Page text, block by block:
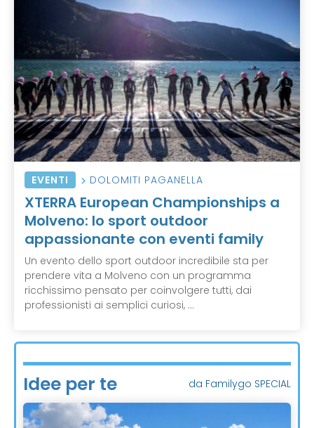
EVENTI DOLOMITI PAGANELLA
XTERRA European Championships a
Molveno: lo sport outdoor
appassionante con eventi family
Un evento dello sport outdoor incredibile sta per
prendere vita a Molveno con un programma
ricchissimo pensato per coinvolgere tutti, dai
professionisti ai semplici curiosi, ...
Idee per te da Familygo SPECIAL